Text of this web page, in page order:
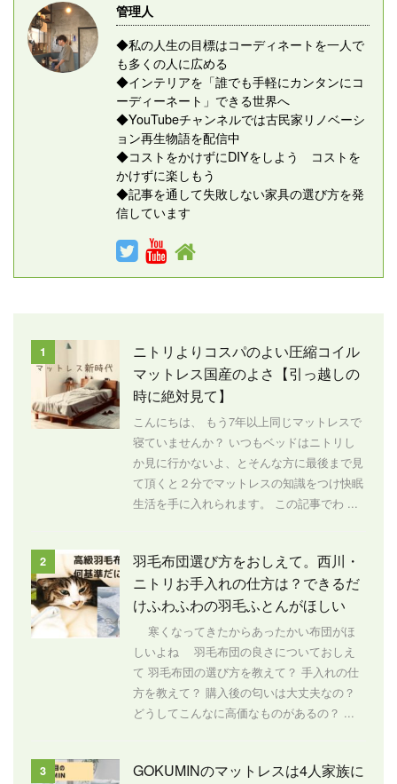
管理人
◆私の人生の目標はコーディネートを一人で
も多くの人に広める
◆インテリアを「誰でも手軽にカンタンにコ
ーディーネート」できる世界へ
◆YouTubeチャンネルでは古民家リノベーシ
ョン再生物語を配信中
◆コストをかけずにDIYをしよう コストを
かけずに楽しもう
◆記事を通して失敗しない家具の選び方を発
信しています
1
ニトリよりコスパのよい圧縮コイル
マットレス国産のよさ【引っ越しの
時に絶対見て】
こんにちは、 もう7年以上同じマットレスで
寝ていませんか？ いつもベッドはニトリし
か見に行かないよ、とそんな方に最後まで見
て頂くと２分でマットレスの知識をつけ快眠
生活を手に入れられます。 この記事でわ ...
2
羽毛布団選び方をおしえて。西川・
ニトリお手入れの仕方は？できるだ
けふわふわの羽毛ふとんがほしい
寒くなってきたからあったかい布団がほ
しいよね 羽毛布団の良さについておしえ
て 羽毛布団の選び方を教えて？ 手入れの仕
方を教えて？ 購入後の匂いは大丈夫なの？
どうしてこんなに高価なものがあるの？ ...
3
GOKUMINのマットレスは4人家族に